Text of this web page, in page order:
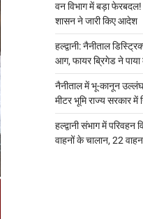
वन विभाग में बड़ा
शासन ने जारी किए आदेश
हल्द्वानी: नैनीताल
आग, फायर ब्रिगेड ने पाया
नैनीताल में भू-कानून
मीटर भूमि राज्य सरकार में
हल्द्वानी संभाग में
वाहनों के चालान, 22